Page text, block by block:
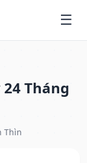
Tháng
Thìn